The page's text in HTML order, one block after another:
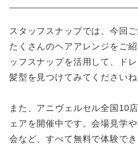
スタッフスナップでは、今回ご
たくさんのヘアアレンジをご
ッフスナップを活用して、ド
髪型を見つけてみてくださいね
また、アニヴェルセル全国10
ェアを開催中です。会場見学
会など、すべて無料で体験で